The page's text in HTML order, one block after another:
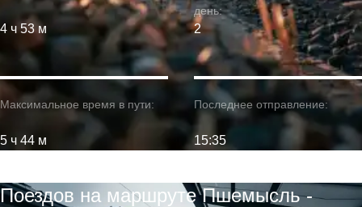
4 ч 53 м
Максимальное время в пути:
5 ч 44 м
день:
2
Последнее отправление:
15:35
Поездов на маршруте Пшемысль -